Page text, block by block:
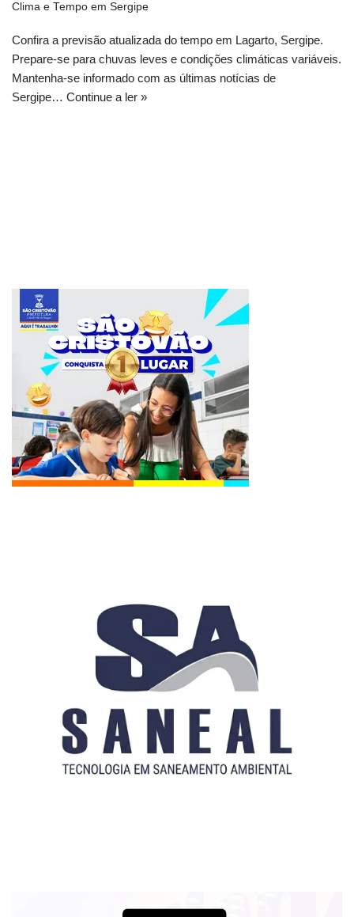
Clima e Tempo em Sergipe
Confira a previsão atualizada do tempo em Lagarto, Sergipe.
Prepare-se para chuvas leves e condições climáticas variáveis.
Mantenha-se informado com as últimas notícias de
Sergipe… Continue a ler »